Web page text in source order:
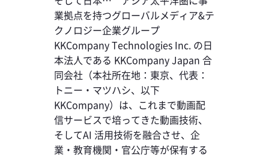
業拠点を持つグローバルメディア&テ
クノロジー企業グループ
KKCompany Technologies Inc. の日
本法人である KKCompany Japan 合
同会社（本社所在地：東京、代表：
トニー・マツハシ、以下
KKCompany）は、これまで動画配
信サービスで培ってきた動画技術、
そしてAI 活用技術を融合させ、企
業・教育機関・官公庁等が保有する